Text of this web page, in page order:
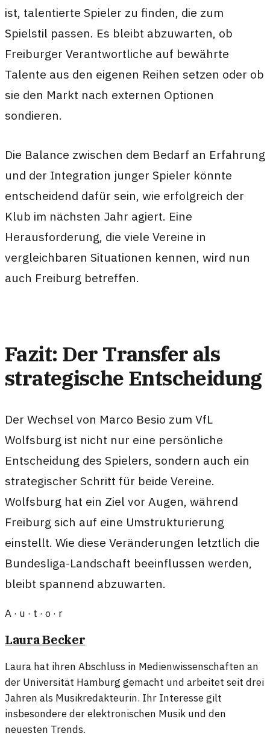
ist, talentierte Spieler zu finden, die zum
Spielstil passen. Es bleibt abzuwarten, ob
Freiburger Verantwortliche auf bewährte
Talente aus den eigenen Reihen setzen oder ob
sie den Markt nach externen Optionen
sondieren.
Die Balance zwischen dem Bedarf an Erfahrung
und der Integration junger Spieler könnte
entscheidend dafür sein, wie erfolgreich der
Klub im nächsten Jahr agiert. Eine
Herausforderung, die viele Vereine in
vergleichbaren Situationen kennen, wird nun
auch Freiburg betreffen.
Fazit: Der Transfer als
strategische Entscheidung
Der Wechsel von Marco Besio zum VfL
Wolfsburg ist nicht nur eine persönliche
Entscheidung des Spielers, sondern auch ein
strategischer Schritt für beide Vereine.
Wolfsburg hat ein Ziel vor Augen, während
Freiburg sich auf eine Umstrukturierung
einstellt. Wie diese Veränderungen letztlich die
Bundesliga-Landschaft beeinflussen werden,
bleibt spannend abzuwarten.
A · u · t · o · r
Laura Becker
Laura hat ihren Abschluss in Medienwissenschaften an
der Universität Hamburg gemacht und arbeitet seit drei
Jahren als Musikredakteurin. Ihr Interesse gilt
insbesondere der elektronischen Musik und den
neuesten Trends.